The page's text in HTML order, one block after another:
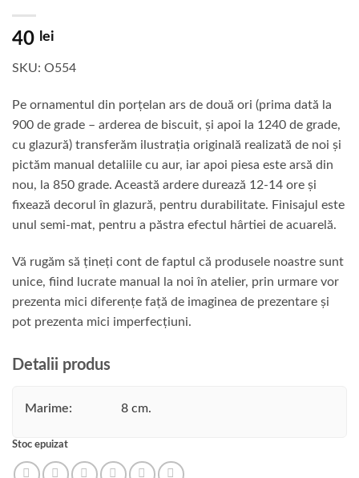
40 lei
SKU: O554
Pe ornamentul din porțelan ars de două ori (prima dată la
900 de grade – arderea de biscuit, și apoi la 1240 de grade,
cu glazură) transferăm ilustrația originală realizată de noi și
pictăm manual detaliile cu aur, iar apoi piesa este arsă din
nou, la 850 grade. Această ardere durează 12-14 ore și
fixează decorul în glazură, pentru durabilitate. Finisajul este
unul semi-mat, pentru a păstra efectul hârtiei de acuarelă.
Vă rugăm să țineți cont de faptul că produsele noastre sunt
unice, fiind lucrate manual la noi în atelier, prin urmare vor
prezenta mici diferențe față de imaginea de prezentare și
pot prezenta mici imperfecțiuni.
Detalii produs
Marime: 8 cm.
Stoc epuizat